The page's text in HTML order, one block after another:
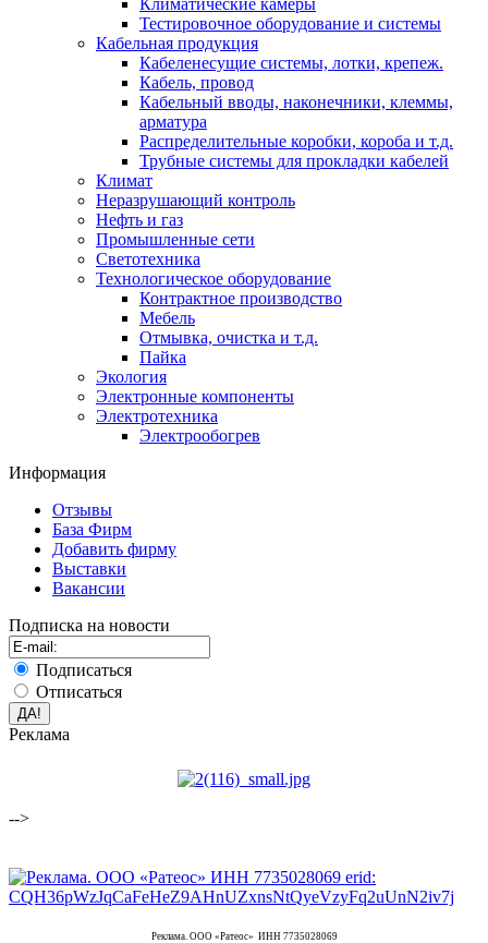
Климатические камеры
Тестировочное оборудование и системы
Кабельная продукция
Кабеленесущие системы, лотки, крепеж.
Кабель, провод
Кабельный вводы, наконечники, клеммы,
арматура
Распределительные коробки, короба и т.д.
Трубные системы для прокладки кабелей
Климат
Неразрушающий контроль
Нефть и газ
Промышленные сети
Светотехника
Технологическое оборудование
Контрактное производство
Мебель
Отмывка, очистка и т.д.
Пайка
Экология
Электронные компоненты
Электротехника
Электрообогрев
Информация
Отзывы
База Фирм
Добавить фирму
Выставки
Вакансии
Подписка на новости
Подписаться
Отписаться
Реклама
-->
Реклама. ООО «Ратеос» ИНН 7735028069